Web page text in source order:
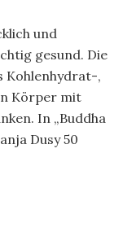
und
gesund. Die
Kohlenhydrat-,
Körper mit
In „Buddha
Dusy 50